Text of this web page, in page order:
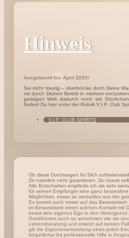
Hinweis
Ausgebucht bis April 2025!
Sei nicht traurig – überbrücke doch Deine
mir durch Deinen Beitritt in meinem
geistigen Welt dadurch noch ein
findest Du hier unter der Rubrik V.I.P. Club
V.I.P. CLUB SPIRITS
Ob diese Durchsagen für Dich
Dir natürlich nicht garantieren. Du musst
Alle Botschaften empfinde ich als sehr
für seinen Empfänger eine ganz
Möglichkeit, etwas so wertvolles aus der
Es kommt auch immer auf das
im Bewusstsein einen solchen Kontakt mit
bereit sein eigenes Ego in den
Geistführers auch so annehmen wie sie
Lebensberatung und ersetzt auf keinen
gilt die Eigenverantwortung eines jeden
körperlicher Art professionelle Hilfe in